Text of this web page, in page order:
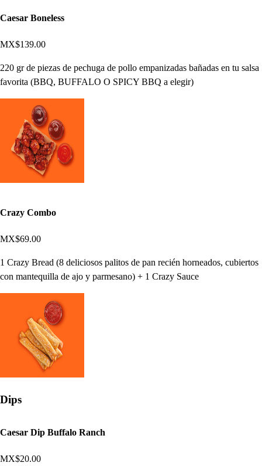
Caesar Boneless
MX$139.00
220 gr de piezas de pechuga de pollo empanizadas bañadas en tu salsa
favorita (BBQ, BUFFALO O SPICY BBQ a elegir)
Crazy Combo
MX$69.00
1 Crazy Bread (8 deliciosos palitos de pan recién horneados, cubiertos
con mantequilla de ajo y parmesano) + 1 Crazy Sauce
Dips
Caesar Dip Buffalo Ranch
MX$20.00